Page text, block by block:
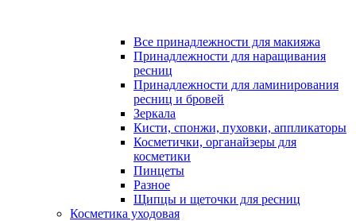
Все принадлежности для макияжа
Принадлежности для наращивания
ресниц
Принадлежности для ламинирования
ресниц и бровей
Зеркала
Кисти, спонжи, пуховки, аппликаторы
Косметички, органайзеры для
косметики
Пинцеты
Разное
Щипцы и щеточки для ресниц
Косметика уходовая